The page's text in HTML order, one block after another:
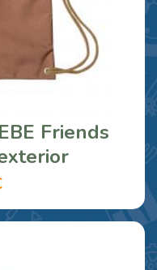
Friends